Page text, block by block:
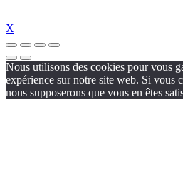
X
Nous utilisons des cookies pour vous
expérience sur notre site web. Si vous
nous supposerons que vous en êtes